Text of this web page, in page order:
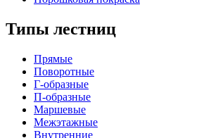
Типы лестниц
Прямые
Поворотные
Г-образные
П-образные
Маршевые
Межэтажные
Внутренние